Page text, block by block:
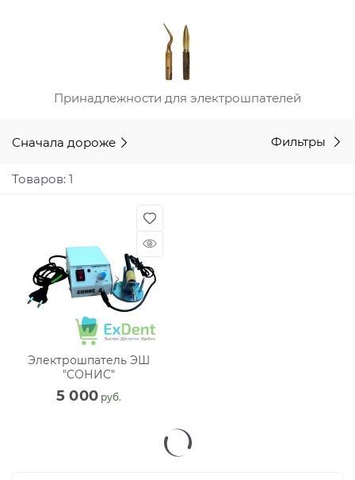
Принадлежности для электрошпателей
Сначала дороже Фильтры
Товаров: 1
Электрошпатель ЭШ
"СОНИС"
5 000 руб.